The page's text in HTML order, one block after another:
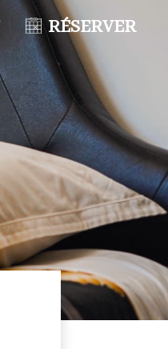
RÉSERVER